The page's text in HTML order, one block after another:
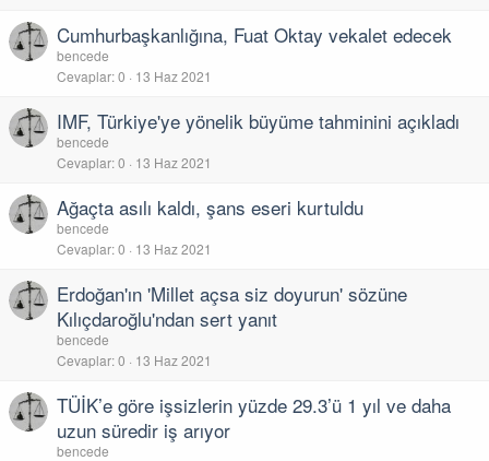
Cumhurbaşkanlığına, Fuat Oktay vekalet edecek
bencede
Cevaplar 0 13 Haz 2021
IMF, Türkiye'ye yönelik büyüme tahminini açıkladı
bencede
Cevaplar 0 13 Haz 2021
Ağaçta asılı kaldı, şans eseri kurtuldu
bencede
Cevaplar 0 13 Haz 2021
Erdoğan'ın 'Millet açsa siz doyurun' sözüne
Kılıçdaroğlu'ndan sert yanıt
bencede
Cevaplar 0 13 Haz 2021
TÜİK’e göre işsizlerin yüzde 29.3’ü 1 yıl ve daha
uzun süredir iş arıyor
bencede